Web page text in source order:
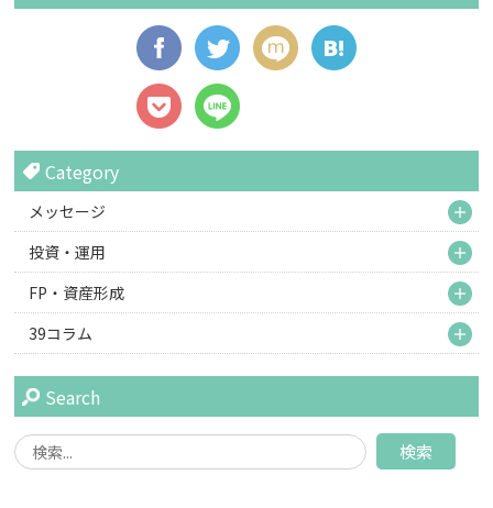
Category
メッセージ
投資・運用
FP・資産形成
39コラム
Search